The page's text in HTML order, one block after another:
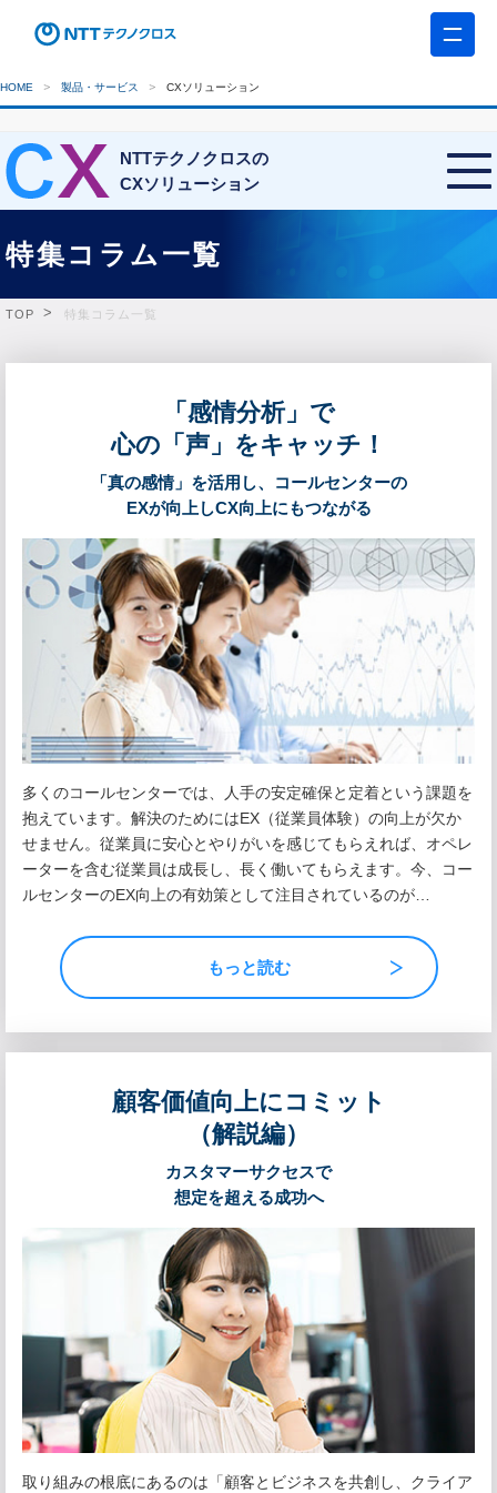
HOME 製品・サービス CXソリューション
NTTテクノクロスの
CXソリューション
特集コラム一覧
TOP 特集コラム一覧
「感情分析」で
心の「声」をキャッチ！
「真の感情」を活用し、コールセンターの
EXが向上しCX向上にもつながる
多くのコールセンターでは、人手の安定確保と定着という課題を
抱えています。解決のためにはEX（従業員体験）の向上が欠か
せません。従業員に安心とやりがいを感じてもらえれば、オペレ
ーターを含む従業員は成長し、長く働いてもらえます。今、コー
ルセンターのEX向上の有効策として注目されているのが…
もっと読む
顧客価値向上にコミット
（解説編）
カスタマーサクセスで
想定を超える成功へ
取り組みの根底にあるのは「顧客とビジネスを共創し、クライア